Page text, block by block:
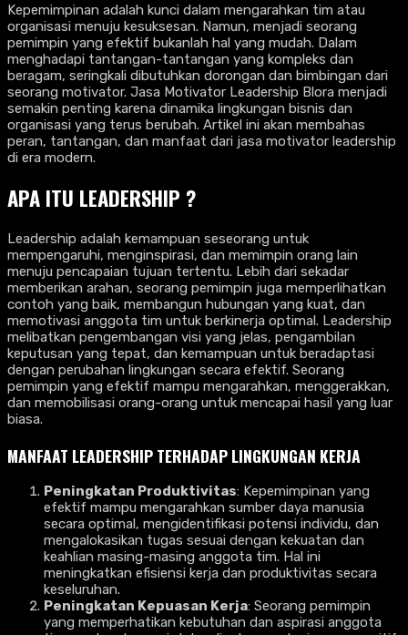
Kepemimpinan adalah kunci dalam mengarahkan tim atau
organisasi menuju kesuksesan. Namun, menjadi seorang
pemimpin yang efektif bukanlah hal yang mudah. Dalam
menghadapi tantangan-tantangan yang kompleks dan
beragam, seringkali dibutuhkan dorongan dan bimbingan dari
seorang motivator. Jasa Motivator Leadership Blora menjadi
semakin penting karena dinamika lingkungan bisnis dan
organisasi yang terus berubah. Artikel ini akan membahas
peran, tantangan, dan manfaat dari jasa motivator leadership
di era modern.
APA ITU LEADERSHIP ?
Leadership adalah kemampuan seseorang untuk
mempengaruhi, menginspirasi, dan memimpin orang lain
menuju pencapaian tujuan tertentu. Lebih dari sekadar
memberikan arahan, seorang pemimpin juga memperlihatkan
contoh yang baik, membangun hubungan yang kuat, dan
memotivasi anggota tim untuk berkinerja optimal. Leadership
melibatkan pengembangan visi yang jelas, pengambilan
keputusan yang tepat, dan kemampuan untuk beradaptasi
dengan perubahan lingkungan secara efektif. Seorang
pemimpin yang efektif mampu mengarahkan, menggerakkan,
dan memobilisasi orang-orang untuk mencapai hasil yang luar
biasa.
MANFAAT LEADERSHIP TERHADAP LINGKUNGAN KERJA
Peningkatan Produktivitas: Kepemimpinan yang
efektif mampu mengarahkan sumber daya manusia
secara optimal, mengidentifikasi potensi individu, dan
mengalokasikan tugas sesuai dengan kekuatan dan
keahlian masing-masing anggota tim. Hal ini
meningkatkan efisiensi kerja dan produktivitas secara
keseluruhan.
Peningkatan Kepuasan Kerja: Seorang pemimpin
yang memperhatikan kebutuhan dan aspirasi anggota